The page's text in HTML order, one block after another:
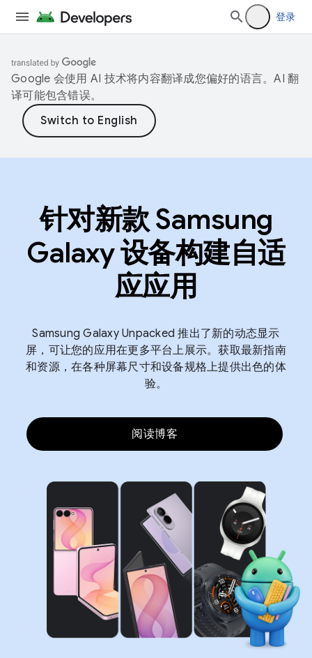
登录
Google 会使用 AI 技术将内容翻译成您偏好的语言。AI 翻
译可能包含错误。
针对新款 Samsung
Galaxy 设备构建自适
应应用
Samsung Galaxy Unpacked 推出了新的动态显示
屏，可让您的应用在更多平台上展示。获取最新指南
和资源，在各种屏幕尺寸和设备规格上提供出色的体
验。
阅读博客